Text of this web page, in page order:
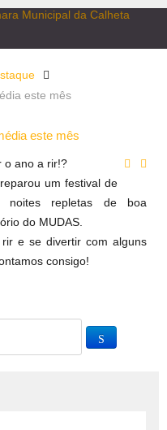
este mês
este mês
o ano a rir!?
um festival de
noites repletas de boa
do MUDAS.
e se divertir com alguns
consigo!